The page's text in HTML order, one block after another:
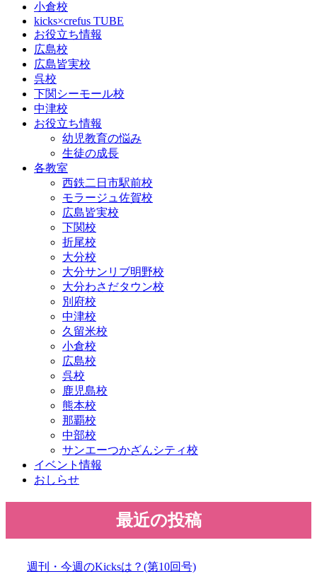
小倉校
kicks×crefus TUBE
お役立ち情報
広島校
広島皆実校
呉校
下関シーモール校
中津校
お役立ち情報
幼児教育の悩み
生徒の成長
各教室
西鉄二日市駅前校
モラージュ佐賀校
広島皆実校
下関校
折尾校
大分校
大分サンリブ明野校
大分わさだタウン校
別府校
中津校
久留米校
小倉校
広島校
呉校
鹿児島校
熊本校
那覇校
中部校
サンエーつかざんシティ校
イベント情報
おしらせ
最近の投稿
週刊・今週のKicksは？(第10回号)